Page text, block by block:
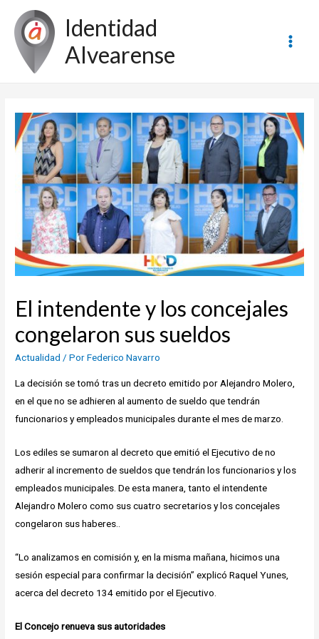
contenido
Identidad
Alvearense
El intendente y los concejales
congelaron sus sueldos
Actualidad / PorFederico Navarro
La decisión se tomó tras un decreto emitido por Alejandro Molero,
en el que no se adhieren al aumento de sueldo que tendrán
funcionarios y empleados municipales durante el mes de marzo.
Los ediles se sumaron al decreto que emitió el Ejecutivo de no
adherir al incremento de sueldos que tendrán los funcionarios y los
empleados municipales. De esta manera, tanto el intendente
Alejandro Molero como sus cuatro secretarios y los concejales
congelaron sus haberes..
“Lo analizamos en comisión y, en la misma mañana, hicimos una
sesión especial para confirmar la decisión” explicó Raquel Yunes,
acerca del decreto 134 emitido por el Ejecutivo.
El Concejo renueva sus autoridades